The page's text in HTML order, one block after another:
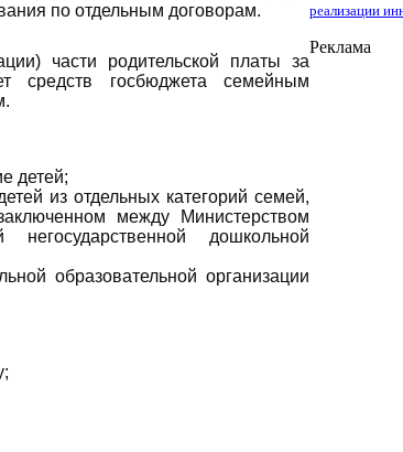
по отдельным договорам.
части родительской платы за
средств госбюджета семейным
детей;
из отдельных категорий семей,
между Министерством
дошкольной
образовательной организации
реализации
Реклама